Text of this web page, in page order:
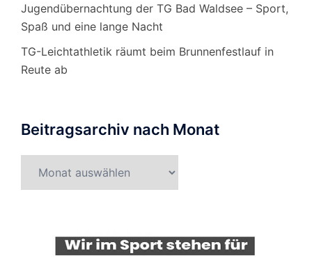
Jugendübernachtung der TG Bad Waldsee – Sport,
Spaß und eine lange Nacht
TG-Leichtathletik räumt beim Brunnenfestlauf in
Reute ab
Beitragsarchiv nach Monat
nach